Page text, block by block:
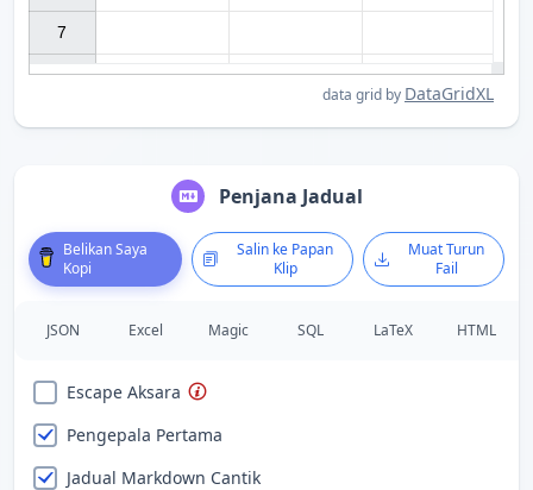
7
data grid by DataGridXL
Penjana Jadual
Belikan Saya
Kopi
Salin ke Papan
Klip
Muat Turun
Fail
JSON Excel Magic SQL LaTeX HTML
Escape Aksara
Pengepala Pertama
Jadual Markdown Cantik